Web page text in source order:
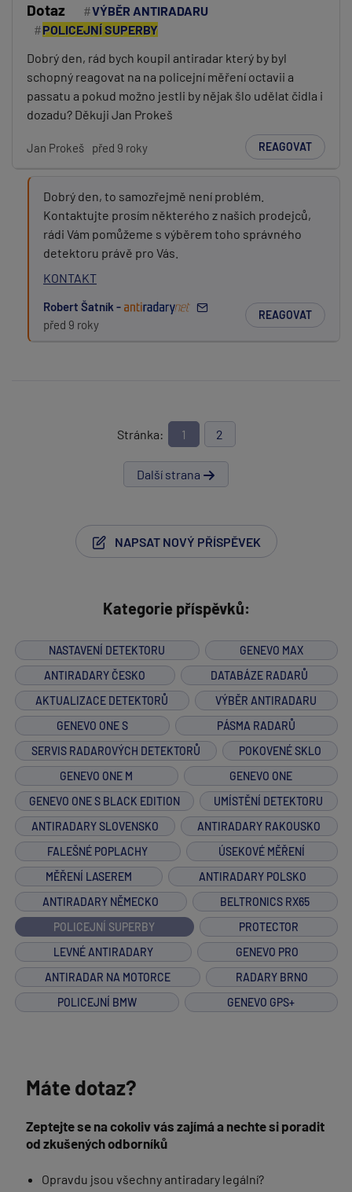
Dotaz
VÝBĚR ANTIRADARU
POLICEJNÍ SUPERBY
Dobrý den, rád bych koupil antiradar který by byl
schopný reagovat na na policejní měření octavii a
passatu a pokud možno jestli by nějak šlo udělat čidla i
dozadu? Děkuji Jan Prokeš
Jan Prokeš před 9 roky REAGOVAT
Dobrý den, to samozřejmě není problém.
Kontaktujte prosím některého z našich prodejců,
rádi Vám pomůžeme s výběrem toho správného
detektoru právě pro Vás.
KONTAKT
Robert Šatník -
před 9 roky
REAGOVAT
Stránka: 1 2
Další strana
NAPSAT NOVÝ PŘÍSPĚVEK
Kategorie příspěvků:
NASTAVENÍ DETEKTORU
GENEVO MAX
ANTIRADARY ČESKO
DATABÁZE RADARŮ
AKTUALIZACE DETEKTORŮ
VÝBĚR ANTIRADARU
GENEVO ONE S
PÁSMA RADARŮ
SERVIS RADAROVÝCH DETEKTORŮ
POKOVENÉ SKLO
GENEVO ONE M
GENEVO ONE
GENEVO ONE S BLACK EDITION
UMÍSTĚNÍ DETEKTORU
ANTIRADARY SLOVENSKO
ANTIRADARY RAKOUSKO
FALEŠNÉ POPLACHY
ÚSEKOVÉ MĚŘENÍ
MĚŘENÍ LASEREM
ANTIRADARY POLSKO
ANTIRADARY NĚMECKO
BELTRONICS RX65
POLICEJNÍ SUPERBY
PROTECTOR
LEVNÉ ANTIRADARY
GENEVO PRO
ANTIRADAR NA MOTORCE
RADARY BRNO
POLICEJNÍ BMW
GENEVO GPS+
Máte dotaz?
Zeptejte se na cokoliv vás zajímá a nechte si poradit
od zkušených odborníků
Opravdu jsou všechny antiradary legální?